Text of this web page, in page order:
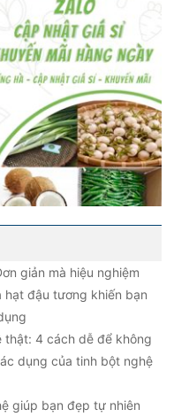
giản mà hiệu nghiệm
hạt đậu tương khiến bạn
thật: 4 cách dễ để không
dụng của tinh bột nghệ
giúp bạn đẹp tự nhiên